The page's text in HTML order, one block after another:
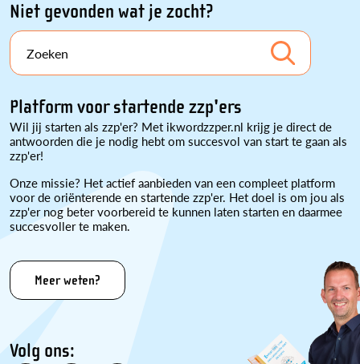
Niet gevonden wat je zocht?
Zoeken
Platform voor startende zzp'ers
Wil jij starten als zzp'er? Met ikwordzzper.nl krijg je direct de
antwoorden die je nodig hebt om succesvol van start te gaan als
zzp'er!
Onze missie? Het actief aanbieden van een compleet platform
voor de oriënterende en startende zzp'er. Het doel is om jou als
zzp'er nog beter voorbereid te kunnen laten starten en daarmee
succesvoller te maken.
Meer weten?
Volg ons: